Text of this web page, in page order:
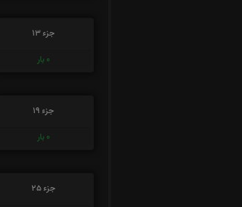
جزء 13
0 بار
جزء 19
0 بار
جزء 25